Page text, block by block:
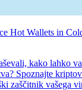
Hot Wallets in
kako lahko
Spoznajte
zaščitnik vašega